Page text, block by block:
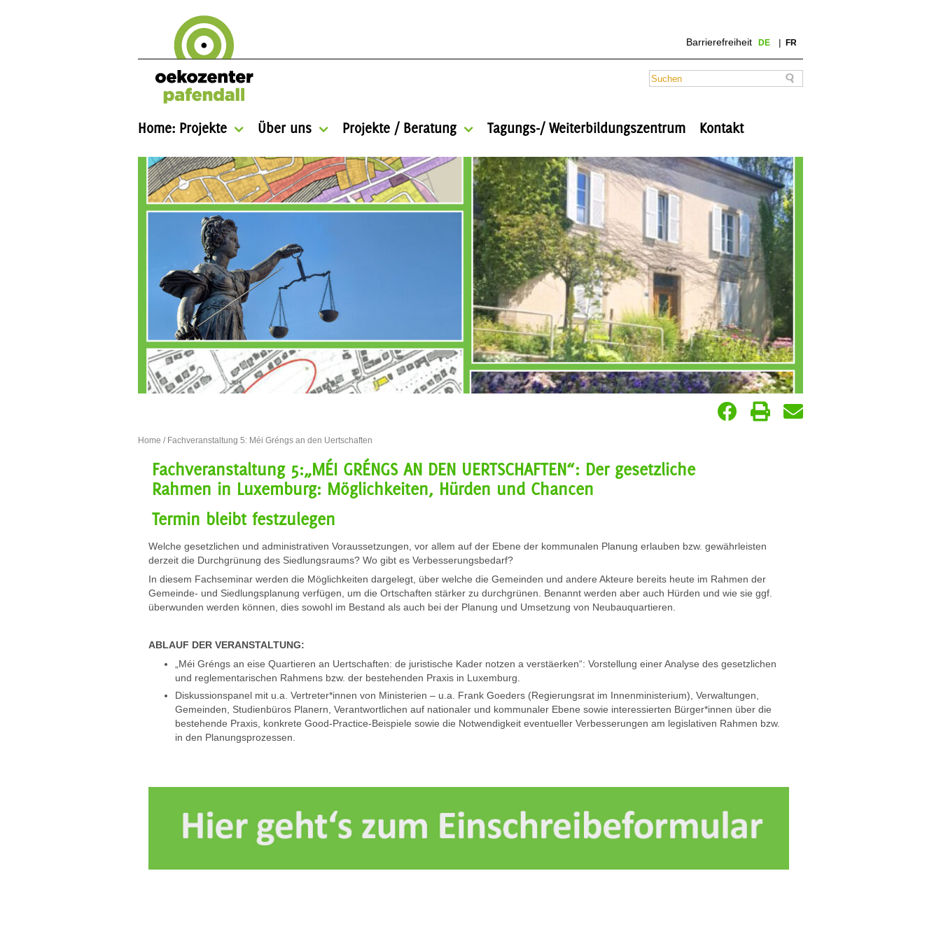
Barrierefreiheit DE FR
Home: Projekte Über uns Projekte / Beratung Tagungs-/ Weiterbildungszentrum Kontakt
Home / Fachveranstaltung 5: Méi Gréngs an den Uertschaften
Fachveranstaltung 5:„MÉI GRÉNGS AN DEN UERTSCHAFTEN“: Der gesetzliche
Rahmen in Luxemburg: Möglichkeiten, Hürden und Chancen
Termin bleibt festzulegen
Welche gesetzlichen und administrativen Voraussetzungen, vor allem auf der Ebene der kommunalen Planung erlauben bzw. gewährleisten
derzeit die Durchgrünung des Siedlungsraums? Wo gibt es Verbesserungsbedarf?
In diesem Fachseminar werden die Möglichkeiten dargelegt, über welche die Gemeinden und andere Akteure bereits heute im Rahmen der
Gemeinde- und Siedlungsplanung verfügen, um die Ortschaften stärker zu durchgrünen. Benannt werden aber auch Hürden und wie sie ggf.
überwunden werden können, dies sowohl im Bestand als auch bei der Planung und Umsetzung von Neubauquartieren.
ABLAUF DER VERANSTALTUNG:
„Méi Gréngs an eise Quartieren an Uertschaften: de juristische Kader notzen a verstäerken“: Vorstellung einer Analyse des gesetzlichen
und reglementarischen Rahmens bzw. der bestehenden Praxis in Luxemburg.
Diskussionspanel mit u.a. Vertreter*innen von Ministerien – u.a. Frank Goeders (Regierungsrat im Innenministerium), Verwaltungen,
Gemeinden, Studienbüros Planern, Verantwortlichen auf nationaler und kommunaler Ebene sowie interessierten Bürger*innen über die
bestehende Praxis, konkrete Good-Practice-Beispiele sowie die Notwendigkeit eventueller Verbesserungen am legislativen Rahmen bzw.
in den Planungsprozessen.